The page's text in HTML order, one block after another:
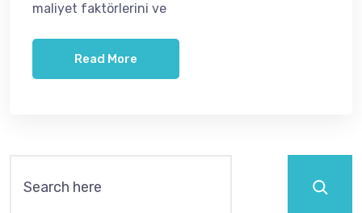
maliyet faktörlerini ve
Read More